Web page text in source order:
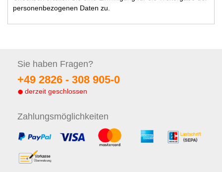
personenbezogenen Daten zu.
Sie haben Fragen?
+49 2826 - 308 905-0
derzeit geschlossen
Zahlungsmöglichkeiten